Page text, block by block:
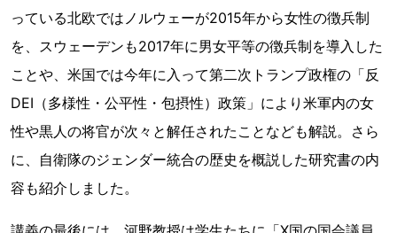
っている北欧ではノルウェーが2015年から女性の徴兵制
を、スウェーデンも2017年に男女平等の徴兵制を導入した
ことや、米国では今年に入って第二次トランプ政権の「反
DEI（多様性・公平性・包摂性）政策」により米軍内の女
性や黒人の将官が次々と解任されたことなども解説。さら
に、自衛隊のジェンダー統合の歴史を概説した研究書の内
容も紹介しました。